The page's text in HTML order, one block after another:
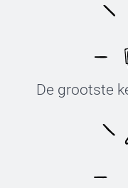
De grootste